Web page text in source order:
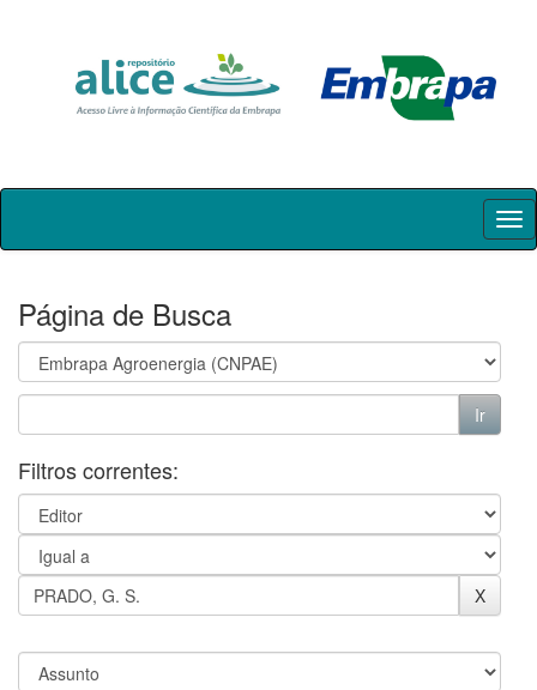
Skip
Página de Busca
Filtros correntes: